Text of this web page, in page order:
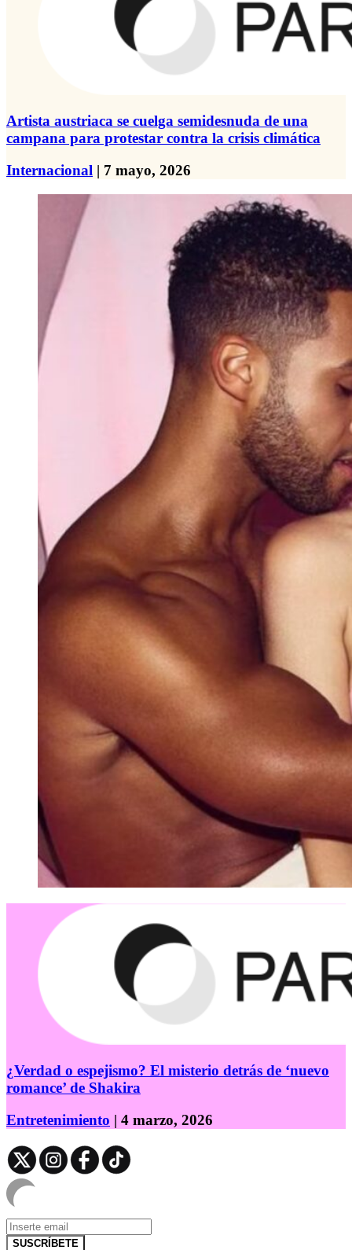
Artista austriaca se cuelga semidesnuda de una
campana para protestar contra la crisis climática
Internacional | 7 mayo, 2026
¿Verdad o espejismo? El misterio detrás de ‘nuevo
romance’ de Shakira
Entretenimiento | 4 marzo, 2026
SUSCRÍBETE